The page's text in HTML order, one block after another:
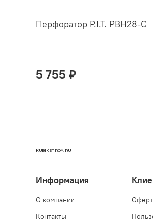
Перфоратор P.I.T. PBH28-C
5 755 ₽
KUBIKSTROY.RU
Информация
О компании
Контакты